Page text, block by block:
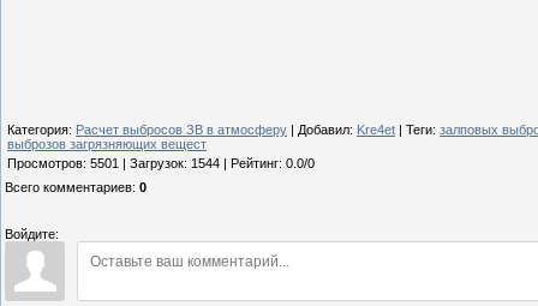
Категория: Расчет выбросов ЗВ в атмосферу Добавил: Kre4et Теги: залповых
выброзов загрязняющих вещест
Просмотров: 5501 Загрузок: 1544 Рейтинг: 0.0/0
Всего комментариев: 0
Войдите: